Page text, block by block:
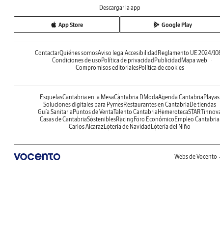
Descargar la app
App Store Google Play
ContactarQuiénes somosAviso legal Accesibilidad Reglamento UE 2024/
Condiciones de uso Política de privacidad Publicidad Mapa web
Compromisos editorialesPolítica de cookies
EsquelasCantabria en la MesaCantabria DModaAgenda Cantabria Playas
Soluciones digitales para PymesRestaurantes en Cantabria De tiendas
Guía Sanitaria Puntos de VentaTalento Cantabria Hemeroteca
Casas de CantabriaSosteniblesRacing Foro Económico Empleo Cantabria
Carlos AlcarazLotería de Navidad Lotería del Niño
Webs de Vocento